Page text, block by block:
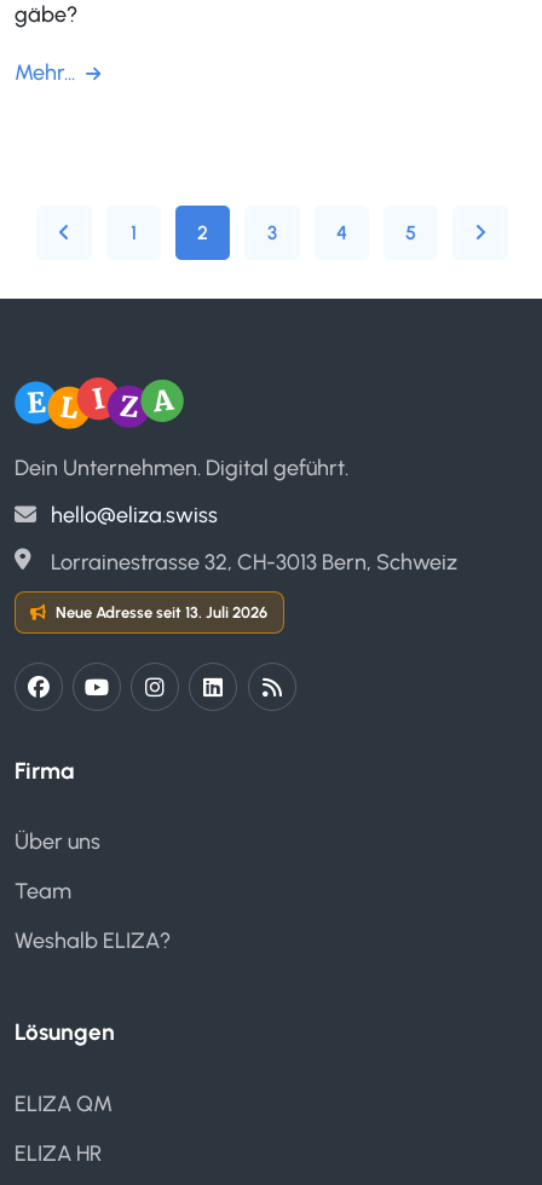
gäbe?
Mehr...
1 2 3 4 5
Firma
Über uns
Team
Weshalb ELIZA?
Lösungen
ELIZA QM
ELIZA HR
Dein Unternehmen. Digital geführt.
hello@eliza.swiss
Lorrainestrasse 32, CH-3013 Bern, Schweiz
Neue Adresse seit 13. Juli 2026